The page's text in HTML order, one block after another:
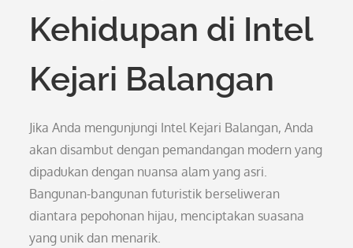
Kehidupan di Intel
Kejari Balangan
Jika Anda mengunjungi Intel Kejari Balangan, Anda
akan disambut dengan pemandangan modern yang
dipadukan dengan nuansa alam yang asri.
Bangunan-bangunan futuristik berseliweran
diantara pepohonan hijau, menciptakan suasana
yang unik dan menarik.